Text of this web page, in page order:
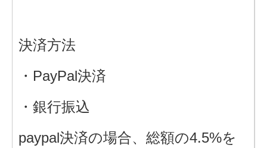
決済方法
・PayPal決済
・銀行振込
paypal決済の場合、総額の4.5%を